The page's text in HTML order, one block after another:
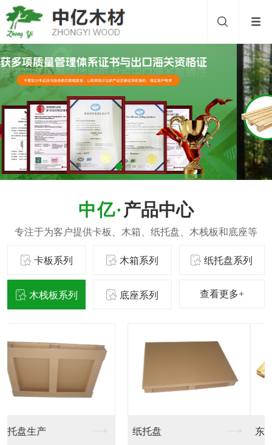
产品中心
卡板系列 木箱系列 纸托盘系列
木栈板系列 底座系列 查看更多+
东莞木栈板加工 东莞木栈板生产